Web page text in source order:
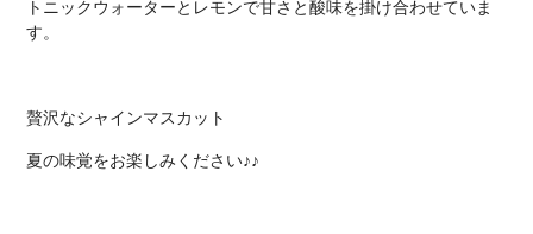
トニックウォーターとレモンで甘さと酸味を掛け合わせていま
す。
贅沢なシャインマスカット
夏の味覚をお楽しみください♪♪